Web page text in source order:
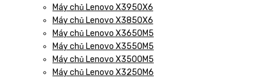
Máy chủ Lenovo X3950X6
Máy chủ Lenovo X3850X6
Máy chủ Lenovo X3650M5
Máy chủ Lenovo X3550M5
Máy chủ Lenovo X3500M5
Máy chủ Lenovo X3250M6